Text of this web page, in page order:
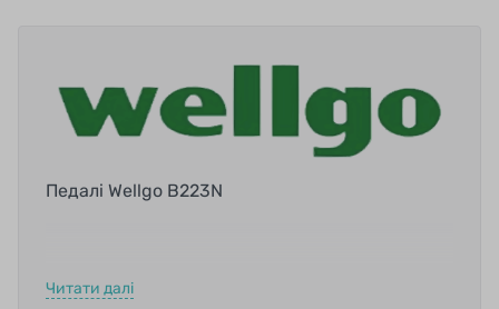
Педалі Wellgo B223N
Характеристики:
Читати далі